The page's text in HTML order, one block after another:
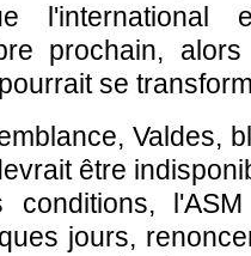
l'international
prochain,
se
Valdes,
être
conditions,
jours,